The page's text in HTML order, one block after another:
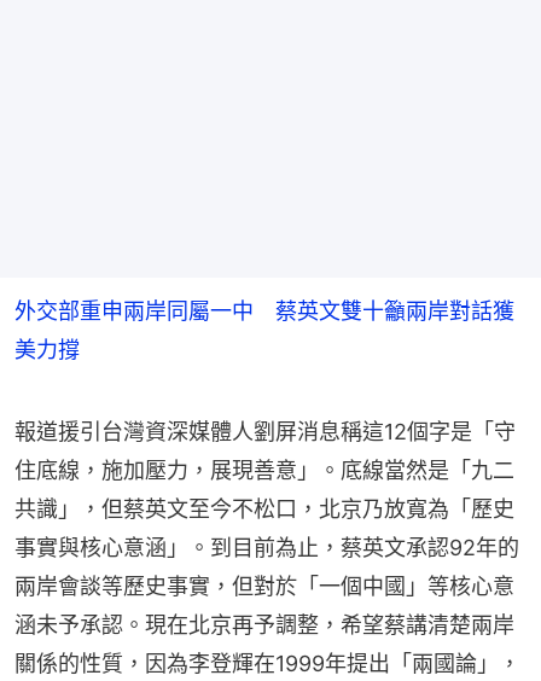
外交部重申兩岸同屬一中 蔡英文雙十籲兩岸對話獲
美力撐
報道援引台灣資深媒體人劉屏消息稱這12個字是「守
住底線，施加壓力，展現善意」。底線當然是「九二
共識」，但蔡英文至今不松口，北京乃放寬為「歷史
事實與核心意涵」。到目前為止，蔡英文承認92年的
兩岸會談等歷史事實，但對於「一個中國」等核心意
涵未予承認。現在北京再予調整，希望蔡講清楚兩岸
關係的性質，因為李登輝在1999年提出「兩國論」，